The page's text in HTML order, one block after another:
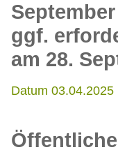
ggf.
am 28.
Datum 03.04.2025